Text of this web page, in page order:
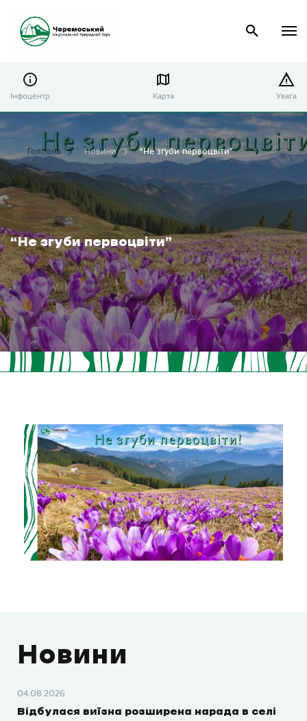
Інфоцентр Карта Увага
“Не згуби первоцвіти”
Головна Новини “Не згуби первоцвіти”
Новини
04.08.2026
Відбулася виїзна розширена нарада в селі